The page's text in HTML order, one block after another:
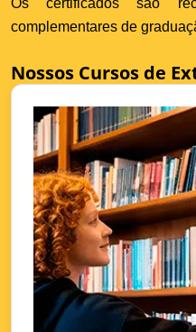
Os certificados são
complementares de
Nossos Cursos de